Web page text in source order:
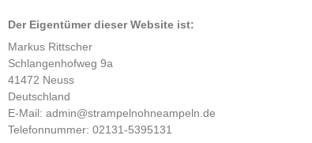
Der Eigentümer dieser Website ist:
Markus Rittscher
Schlangenhofweg 9a
41472 Neuss
Deutschland
E-Mail: admin@strampelnohneampeln.de
Telefonnummer: 02131-5395131